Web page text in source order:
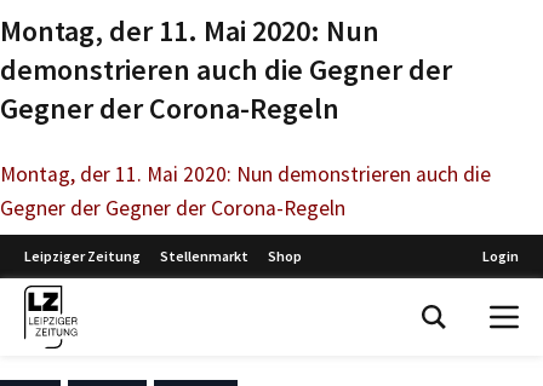
Montag, der 11. Mai 2020: Nun
demonstrieren auch die Gegner der
Gegner der Corona-Regeln
Montag, der 11. Mai 2020: Nun demonstrieren auch die
Gegner der Gegner der Corona-Regeln